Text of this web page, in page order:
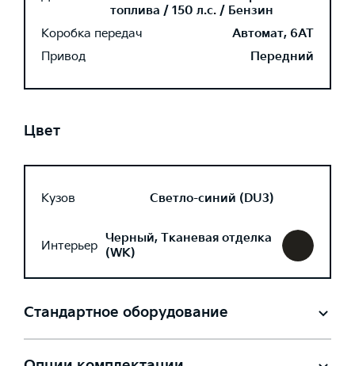
топлива / 150 л.с. / Бензин
Коробка передач
Автомат, 6AT
Привод
Передний
Цвет
Кузов Светло-синий (DU3)
Интерьер Черный, Тканевая отделка
(WK)
Стандартное оборудование